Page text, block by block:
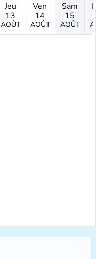
Jeu
13
AOÛT
Ven
14
AOÛT
Sam
15
AOÛT